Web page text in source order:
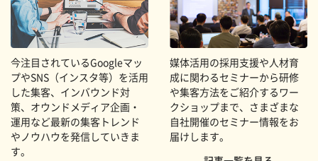
今注目されているGoogleマッ
プやSNS（インスタ等）を活用
した集客、インバウンド対
策、オウンドメディア企画・
運用など最新の集客トレンド
やノウハウを発信していきま
す。
媒体活用の採用支援や人材育
成に関わるセミナーから研修
や集客方法をご紹介するワー
クショップまで、さまざまな
自社開催のセミナー情報をお
届けします。